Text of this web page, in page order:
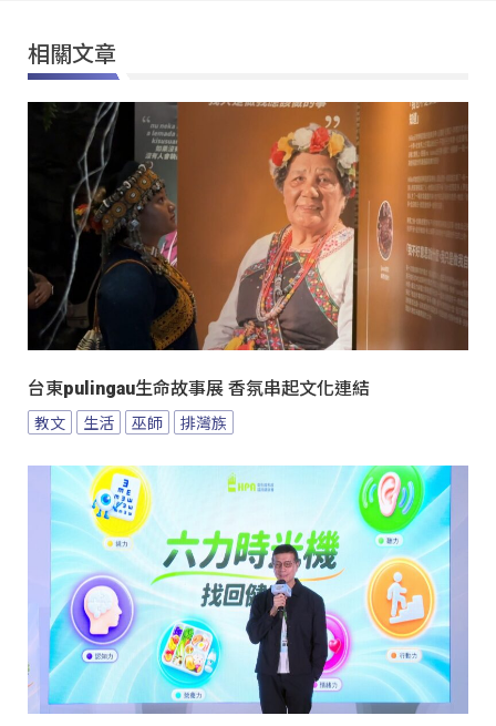
相關文章
台東pulingau生命故事展 香氛串起文化連結
教文 生活 巫師 排灣族